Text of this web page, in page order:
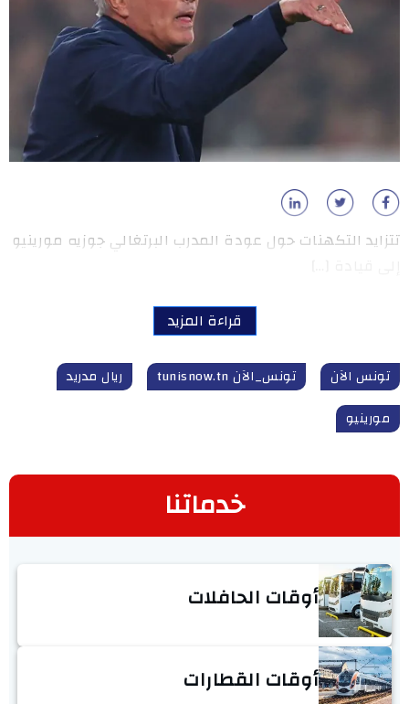
تتزايد التكهنات حول عودة المدرب البرتغالي جوزيه مورينيو
قراءة المزيد
تونس الآن تونس_الآن tunisnow.tn
ريال مدريد
مورينيو
خدماتنا
أوقات الحافلات
أوقات القطارات